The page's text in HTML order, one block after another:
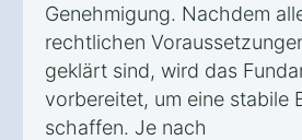
Genehmigung. Nachdem
rechtlichen
geklärt sind, wird das
vorbereitet, um eine stabile
schaffen. Je nach